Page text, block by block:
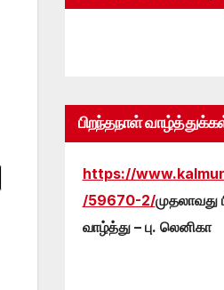
பிறந்தநாள்
https://
/59670-2/முதலாவது
வாழ்த்து – பு. லெனிகா